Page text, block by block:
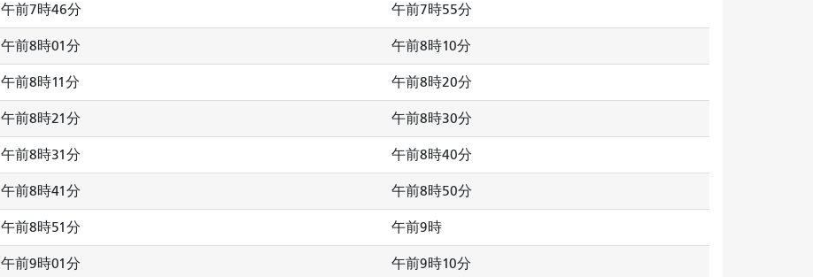
午前7時46分 午前7時55分
午前8時01分 午前8時10分
午前8時11分 午前8時20分
午前8時21分 午前8時30分
午前8時31分 午前8時40分
午前8時41分 午前8時50分
午前8時51分 午前9時
午前9時01分 午前9時10分